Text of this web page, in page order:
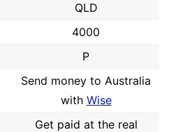
QLD
4000
P
Send money to Australia
with Wise
Get paid at the real